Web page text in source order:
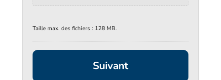
Taille max. des fichiers : 128 MB.